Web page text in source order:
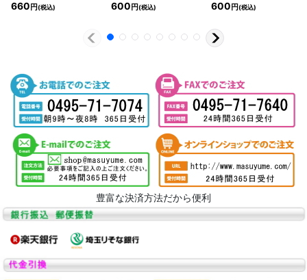
660 円(税込) 600 円(税込) 600 円(税込)
豊富な決済方法だから便利